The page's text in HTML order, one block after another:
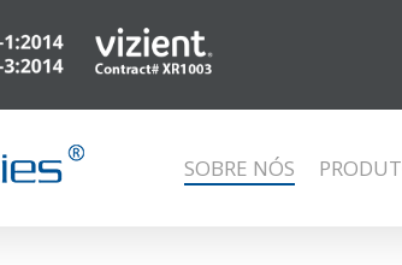
SOBRE NÓS